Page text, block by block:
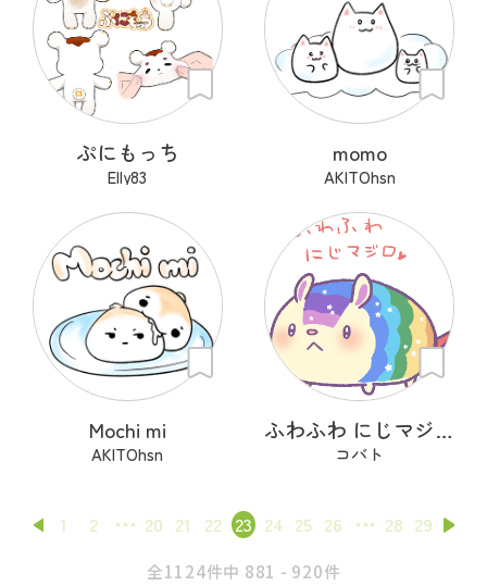
ぷにもっち
Elly83
momo
AKITOhsn
Mochi mi
AKITOhsn
ふわふわ にじマジロ
コバト
1 2 20 21 22 23 24 25 26 28 29
全1124件中 881 - 920件